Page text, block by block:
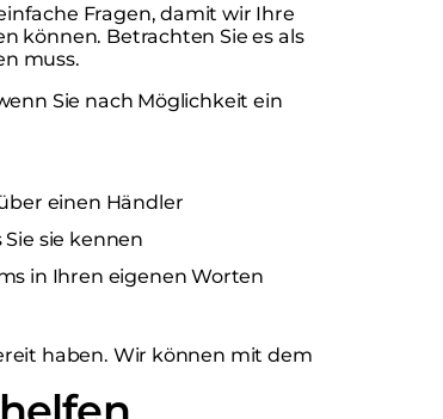
Fragen, damit wir Ihre
können. Betrachten Sie es als
muss.
Sie nach Möglichkeit ein
einen Händler
sie kennen
in Ihren eigenen Worten
haben. Wir können mit dem